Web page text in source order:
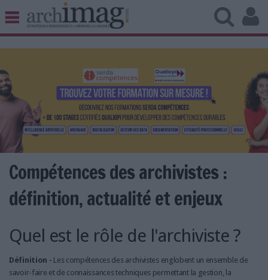
BIBLIOTHÈQUE ÉDITION
UNIVERS DATA
TRAVAIL COLLABORATIF
VIE NUMÉRIQUE
NUMÉRIQUE RESPONSABLE
LES NEWSLETTERS
LES GUIDES PRATIQUES
Compétences des archivistes :
définition, actualité et enjeux
Quel est le rôle de l'archiviste ?
Définition - Les compétences des archivistes englobent un ensemble de
savoir-faire et de connaissances techniques permettant la gestion, la